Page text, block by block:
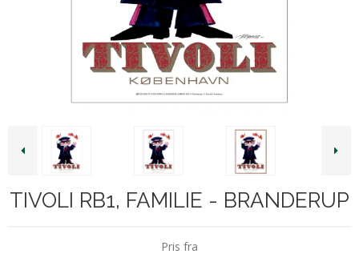
TIVOLI RB1, FAMILIE - BRANDERUP
Pris fra